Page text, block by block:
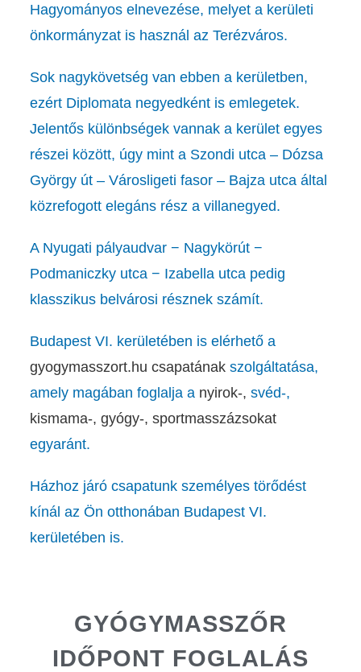
Hagyományos elnevezése, melyet a kerületi
önkormányzat is használ az Terézváros.
Sok nagykövetség van ebben a kerületben,
ezért Diplomata negyedként is emlegetek.
Jelentős különbségek vannak a kerület egyes
részei között, úgy mint a Szondi utca – Dózsa
György út – Városligeti fasor – Bajza utca által
közrefogott elegáns rész a villanegyed.
A Nyugati pályaudvar − Nagykörút −
Podmaniczky utca − Izabella utca pedig
klasszikus belvárosi résznek számít.
Budapest VI. kerületében is elérhető a
gyogymasszort.hu csapatának szolgáltatása,
amely magában foglalja a nyirok-, svéd-,
kismama-, gyógy-, sportmasszázsokat
egyaránt.
Házhoz járó csapatunk személyes törődést
kínál az Ön otthonában Budapest VI.
kerületében is.
GYÓGYMASSZŐR
IDŐPONT FOGLALÁS